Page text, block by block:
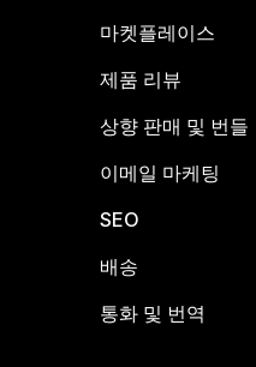
마켓플레이스
제품 리뷰
상향 판매 및 번들
이메일 마케팅
SEO
배송
통화 및 번역